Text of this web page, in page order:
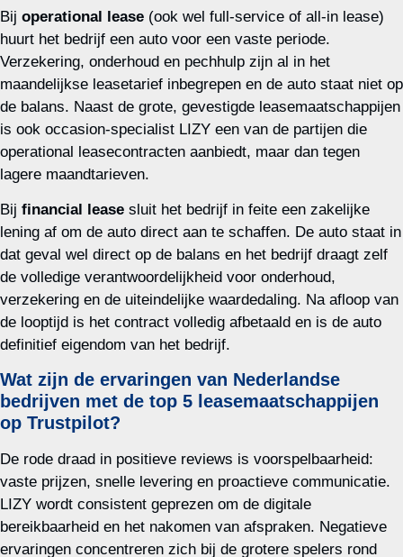
Bij operational lease (ook wel full‑service of all‑in lease)
huurt het bedrijf een auto voor een vaste periode.
Verzekering, onderhoud en pechhulp zijn al in het
maandelijkse leasetarief inbegrepen en de auto staat niet op
de balans. Naast de grote, gevestigde leasemaatschappijen
is ook occasion-specialist LIZY een van de partijen die
operational leasecontracten aanbiedt, maar dan tegen
lagere maandtarieven.
Bij financial lease sluit het bedrijf in feite een zakelijke
lening af om de auto direct aan te schaffen. De auto staat in
dat geval wel direct op de balans en het bedrijf draagt zelf
de volledige verantwoordelijkheid voor onderhoud,
verzekering en de uiteindelijke waardedaling. Na afloop van
de looptijd is het contract volledig afbetaald en is de auto
definitief eigendom van het bedrijf.
Wat zijn de ervaringen van Nederlandse
bedrijven met de top 5 leasemaatschappijen
op Trustpilot?
De rode draad in positieve reviews is voorspelbaarheid:
vaste prijzen, snelle levering en proactieve communicatie.
LIZY wordt consistent geprezen om de digitale
bereikbaarheid en het nakomen van afspraken. Negatieve
ervaringen concentreren zich bij de grotere spelers rond